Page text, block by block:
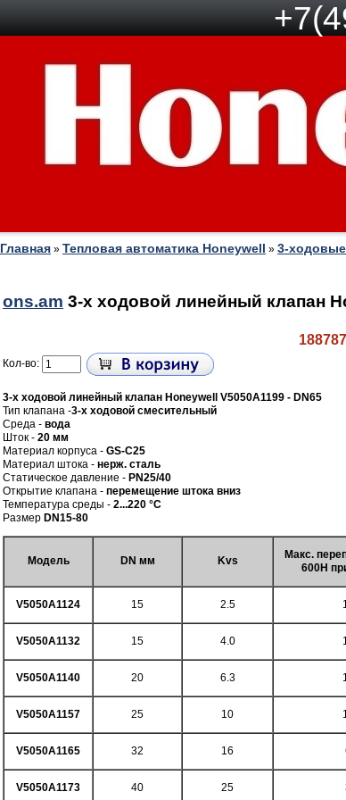
Главная » Тепловая автоматика Honeywell » 3-
ons.am 3-х ходовой линейный клапан
Кол-во:
3-х ходовой линейный клапан Honeywell V5050A1199 - DN65
Тип клапана -3-х ходовой смесительный
Среда - вода
Шток - 20 мм
Материал корпуса - GS-C25
Материал штока - нерж. сталь
Статическое давление - PN25/40
Открытие клапана - перемещение штока вниз
Температура среды - 2...220 °C
Размер DN15-80
Модель DN мм Kvs
Макс.
600Н
V5050A1124 15 2.5
V5050A1132 15 4.0
V5050A1140 20 6.3
V5050A1157 25 10
V5050A1165 32 16
V5050A1173 40 25